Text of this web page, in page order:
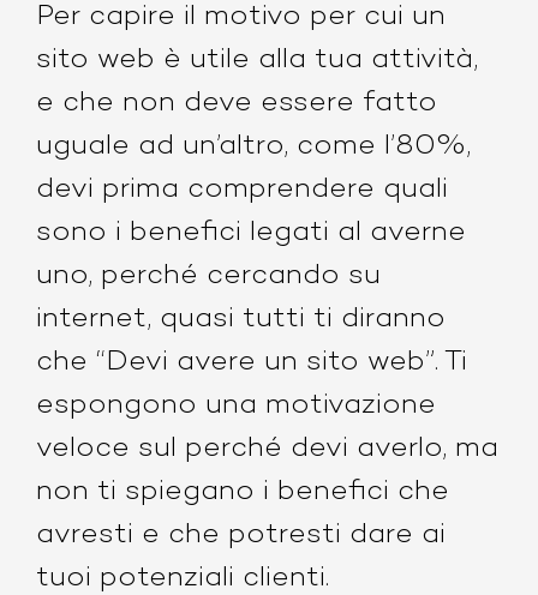
Per capire il motivo per cui un
sito web è utile alla tua attività,
e che non deve essere fatto
uguale ad un’altro, come l’80%,
devi prima comprendere quali
sono i benefici legati al averne
uno, perché cercando su
internet, quasi tutti ti diranno
che “Devi avere un sito web”. Ti
espongono una motivazione
veloce sul perché devi averlo, ma
non ti spiegano i benefici che
avresti e che potresti dare ai
tuoi potenziali clienti.